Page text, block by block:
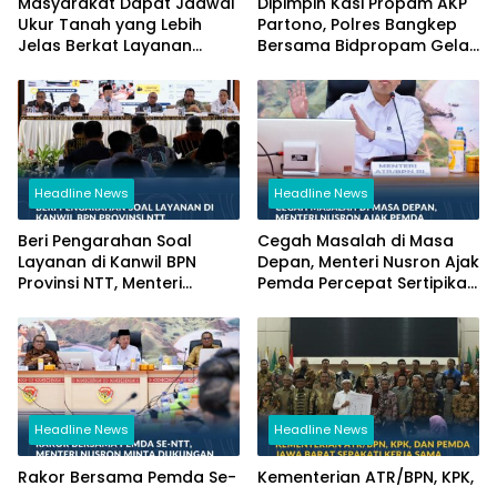
Ukur Tanah yang Lebih
Jelas Berkat Layanan
Partono, Polres Bangkep
Bersama Bidpropam Gelar
Headline News
Beri Pengarahan Soal
Layanan di Kanwil BPN
Provinsi NTT, Menteri
Pandang Masyarakat
Headline News
Cegah Masalah di Masa
Depan, Menteri Nusron Ajak
Pemda Percepat Sertipikasi
NTT
Headline News
Rakor Bersama Pemda Se-
Headline News
Kementerian ATR/BPN, KPK,